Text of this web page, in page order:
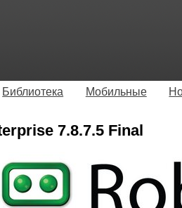
Библиотека Мобильные
7.8.7.5 Final